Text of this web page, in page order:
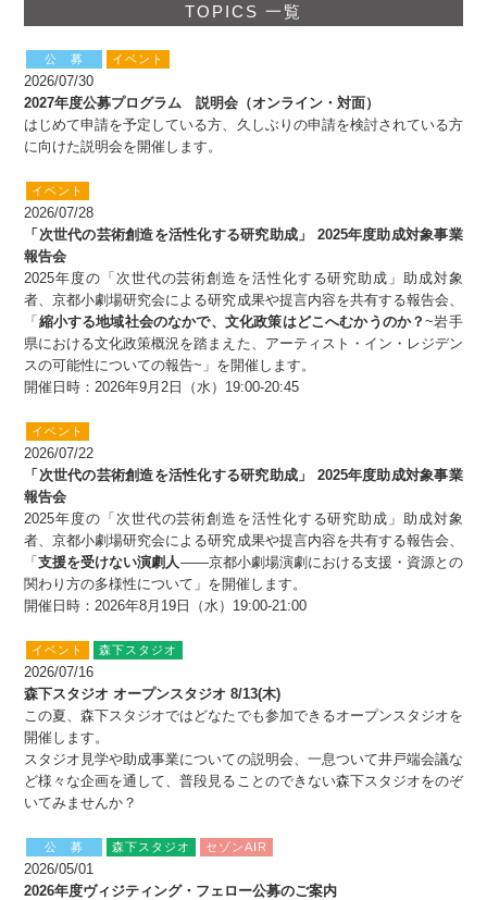
TOPICS 一覧
公 募 イベント
2026/07/30
2027年度公募プログラム 説明会（オンライン・対面）
はじめて申請を予定している方、久しぶりの申請を検討されている方
に向けた説明会を開催します。
イベント
2026/07/28
「次世代の芸術創造を活性化する研究助成」 2025年度助成対象事業
報告会
2025年度の「次世代の芸術創造を活性化する研究助成」助成対象
者、京都小劇場研究会による研究成果や提言内容を共有する報告会、
「 縮小する地域社会のなかで、文化政策はどこへむかうのか？~岩手
県における文化政策概況を踏まえた、アーティスト・イン・レジデン
スの可能性についての報告~」を開催します。
開催日時：2026年9月2日（水）19:00-20:45
イベント
2026/07/22
「次世代の芸術創造を活性化する研究助成」 2025年度助成対象事業
報告会
2025年度の「次世代の芸術創造を活性化する研究助成」助成対象
者、京都小劇場研究会による研究成果や提言内容を共有する報告会、
「支援を受けない演劇人 ――京都小劇場演劇における支援・資源との
関わり方の多様性について」を開催します。
開催日時：2026年8月19日（水）19:00-21:00
イベント 森下スタジオ
2026/07/16
森下スタジオ オープンスタジオ 8/13(木)
この夏、森下スタジオではどなたでも参加できるオープンスタジオを
開催します。
スタジオ見学や助成事業についての説明会、一息ついて井戸端会議な
ど様々な企画を通して、普段見ることのできない森下スタジオをのぞ
いてみませんか？
公 募 森下スタジオ セゾンAIR
2026/05/01
2026年度ヴィジティング・フェロー公募のご案内